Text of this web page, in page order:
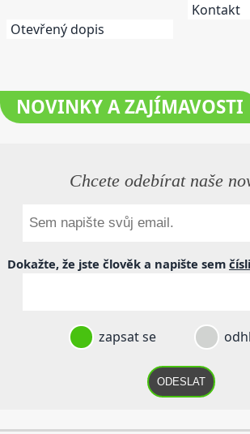
Otevřený dopis
Kontakt
NOVINKYA ZAJÍMAVOSTI
Chcete odebírat naše
Dokažte, že jste člověk a napište sem
zapsat se
ODESLAT